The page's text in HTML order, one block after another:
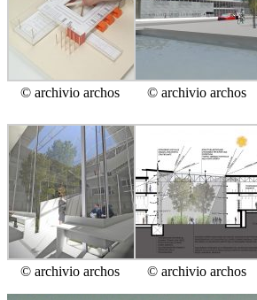
© archivio archos © archivio archos
© archivio archos © archivio archos